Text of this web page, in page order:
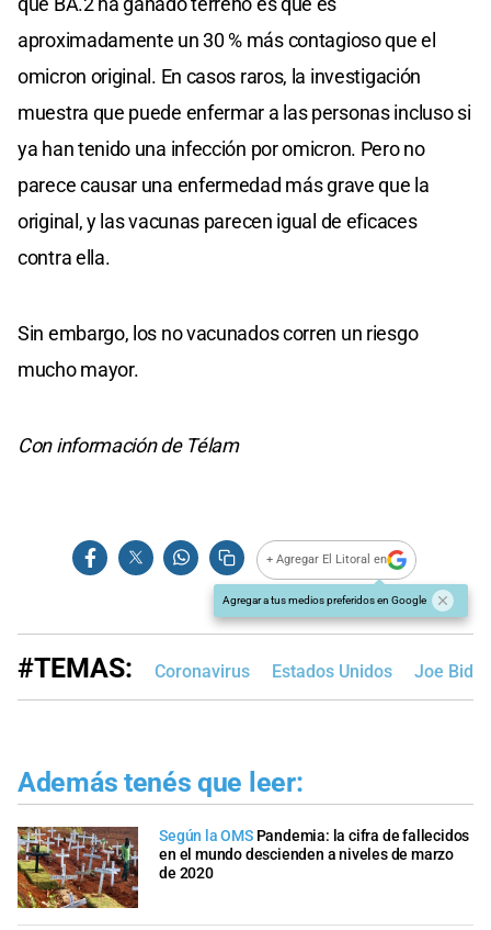
aproximadamente un 30 % más contagioso que el
omicron original. En casos raros, la investigación
muestra que puede enfermar a las personas incluso si
ya han tenido una infección por omicron. Pero no
parece causar una enfermedad más grave que la
original, y las vacunas parecen igual de eficaces
contra ella.
Sin embargo, los no vacunados corren un riesgo
mucho mayor.
Con información de Télam
+ Agregar El Litoral en
Agregar a tus medios preferidos en Google
#TEMAS: Coronavirus Estados Unidos Joe
Además tenés que leer:
Según la OMS Pandemia: la cifra de fallecidos
en el mundo descienden a niveles de marzo
de 2020